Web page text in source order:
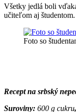
Všetky jedlá boli
učiteľom aj
Foto so
Recept na srbský
Suroviny: 600 g cukru,